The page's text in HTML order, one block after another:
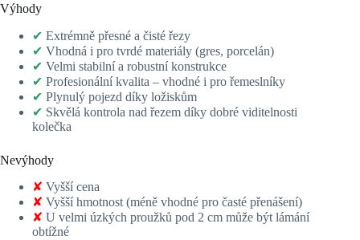
Výhody
✔ Extrémně přesné a čisté řezy
✔ Vhodná i pro tvrdé materiály (gres, porcelán)
✔ Velmi stabilní a robustní konstrukce
✔ Profesionální kvalita – vhodné i pro řemeslníky
✔ Plynulý pojezd díky ložiskům
✔ Skvělá kontrola nad řezem díky dobré viditelnosti
kolečka
Nevýhody
✘ Vyšší cena
✘ Vyšší hmotnost (méně vhodné pro časté přenášení)
✘ U velmi úzkých proužků pod 2 cm může být lámání
obtížné